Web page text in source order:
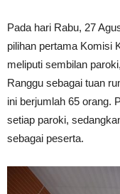
Pada hari Rabu, 27
pilihan pertama Komisi
meliputi sembilan
Ranggu sebagai tuan
ini berjumlah 65 orang.
setiap paroki,
sebagai peserta.